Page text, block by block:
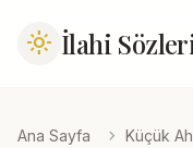
light_mode İlahi
Ana Sayfa chevron_right Küçük